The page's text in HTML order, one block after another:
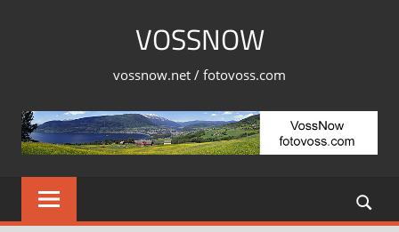
VOSSNOW
vossnow.net / fotovoss.com